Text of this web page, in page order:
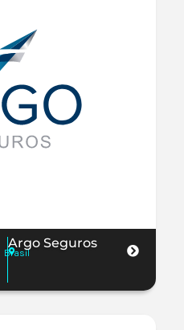
Argo Seguros
Brasil